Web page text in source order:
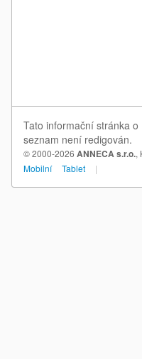
Tato informační stránka o
seznam není redigován.
© 2000-2026 ANNECA s.r.o.,
Mobilní
Tablet |